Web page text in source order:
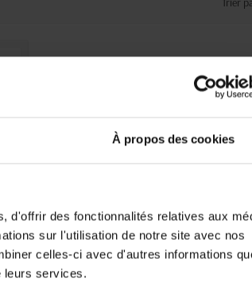
À propos des cookies
d'offrir des fonctionnalités relatives aux
sur l'utilisation de notre site avec nos
celles-ci avec d'autres informations
leurs services.